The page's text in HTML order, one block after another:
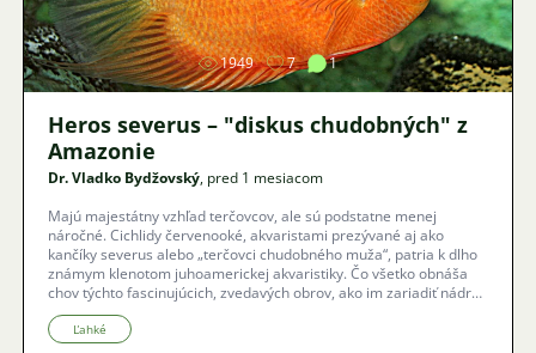
1949 7 1
Heros severus – "diskus chudobných" z
Amazonie
Dr. Vladko Bydžovský, pred 1 mesiacom
Majú majestátny vzhľad terčovcov, ale sú podstatne menej
náročné. Cichlidy červenooké, akvaristami prezývané aj ako
kančíky severus alebo „terčovci chudobného muža“, patria k dlho
známym klenotom juhoamerickej akvaristiky. Čo všetko obnáša
chov týchto fascinujúcich, zvedavých obrov, ako im zariadiť nádrž
bez rizika zničených rastlín a aké netradičné farebné varianty
dnes vládnu svetu akvárií?
Ľahké